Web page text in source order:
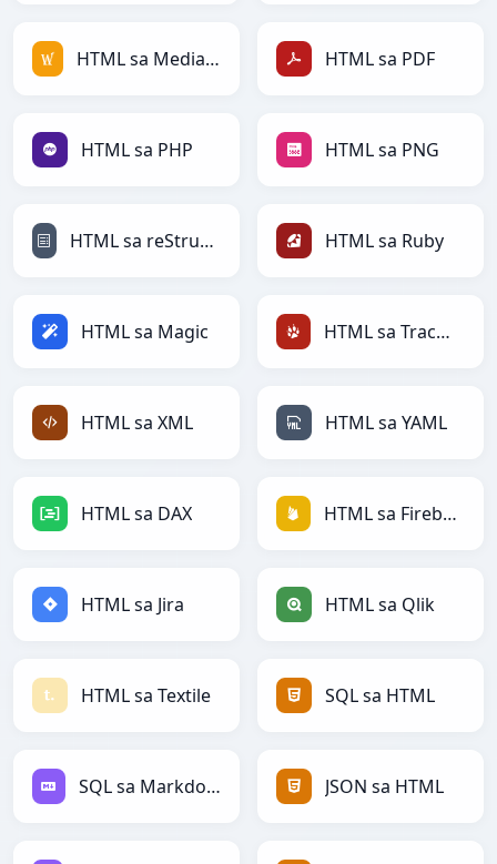
HTML sa MediaWiki HTML sa PDF
HTML sa PHP HTML sa PNG
HTML sa reStructuredText HTML sa Ruby
HTML sa Magic HTML sa TracWiki
HTML sa XML HTML sa YAML
HTML sa DAX HTML sa Firebase
HTML sa Jira HTML sa Qlik
HTML sa Textile SQL sa HTML
SQL sa Markdown JSON sa HTML